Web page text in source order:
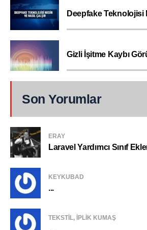
Deepfake Teknolojisi
Gizli İşitme Kaybı
Son Yorumlar
ERAY
Laravel Yardımcı Sınıf
KEYKUBAD
...
TEKSTIL, IPLIK KUMAŞ